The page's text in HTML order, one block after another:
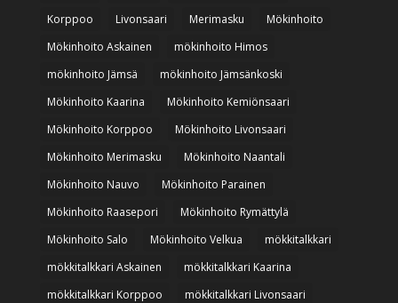
Korppoo
Livonsaari Merimasku
Mökinhoito
Mökinhoito Askainen
mökinhoito Himos
mökinhoito Jämsä
mökinhoito Jämsänkoski
Mökinhoito Kaarina
Mökinhoito Kemiönsaari
Mökinhoito Korppoo
Mökinhoito Livonsaari
Mökinhoito Merimasku
Mökinhoito Naantali
Mökinhoito Nauvo
Mökinhoito Parainen
Mökinhoito Raasepori
Mökinhoito Rymättylä
Mökinhoito Salo
Mökinhoito Velkua
mökkitalkkari
mökkitalkkari Askainen
mökkitalkkari Kaarina
mökkitalkkari Korppoo
mökkitalkkari Livonsaari